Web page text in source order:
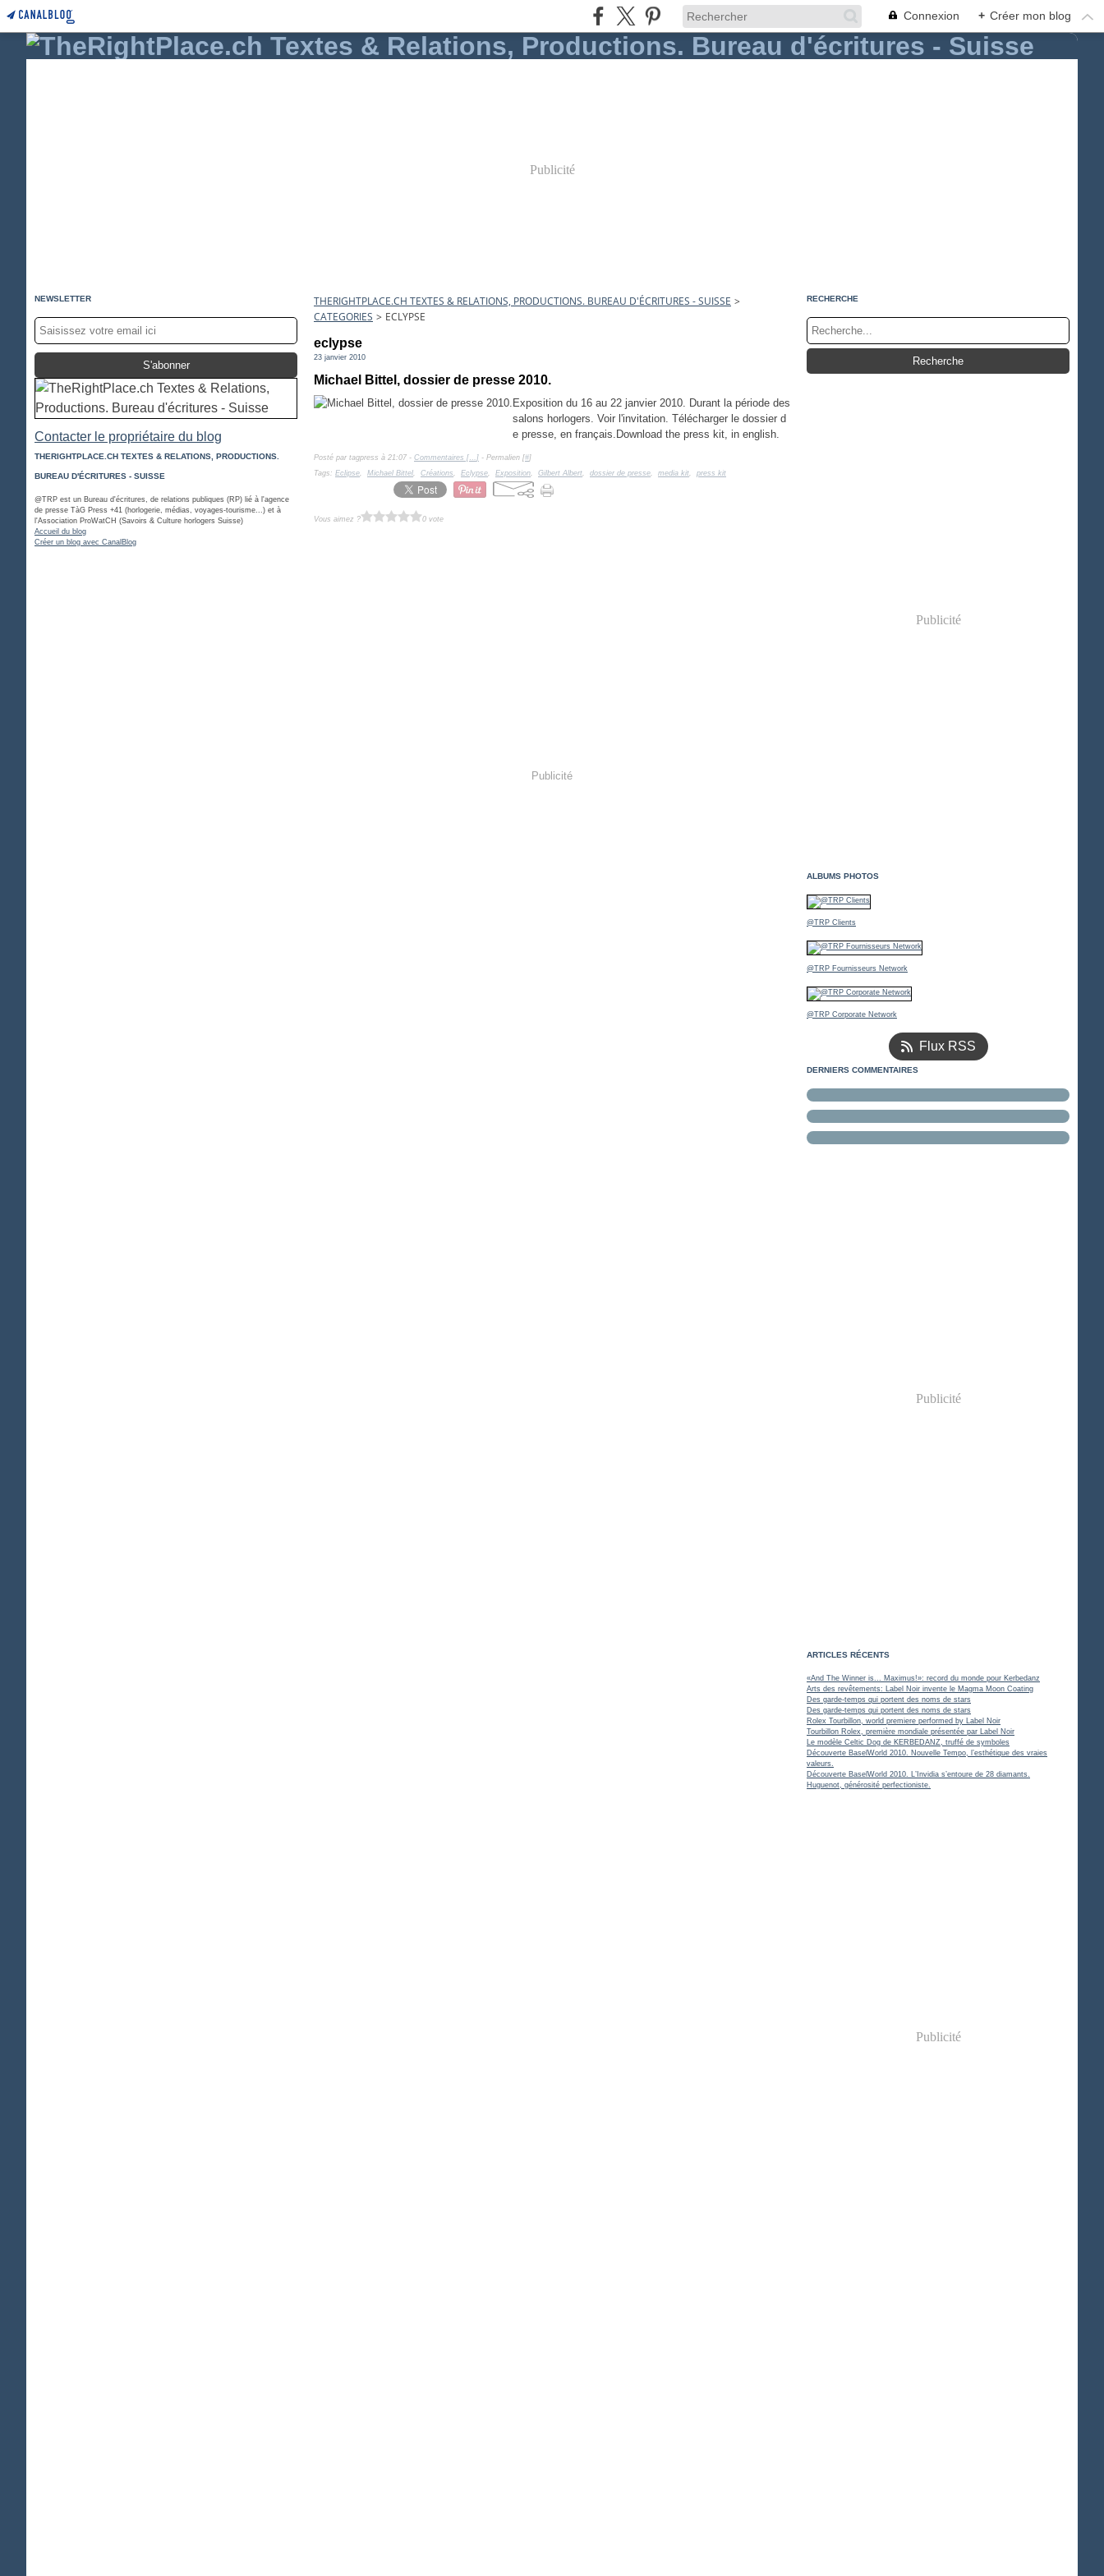
Connexion + Créer mon blog
Publicité
NEWSLETTER
Contacter le propriétaire du blog
THERIGHTPLACE.CH TEXTES & RELATIONS, PRODUCTIONS.
BUREAU D'ÉCRITURES - SUISSE
@TRP est un Bureau d'écritures, de relations publiques (RP) lié à l'agence
de presse TàG Press +41 (horlogerie, médias, voyages-tourisme...) et à
l'Association ProWatCH (Savoirs & Culture horlogers Suisse)
Accueil du blog
Créer un blog avec CanalBlog
THERIGHTPLACE.CH TEXTES & RELATIONS, PRODUCTIONS. BUREAU D'ÉCRITURES - SUISSE >
CATEGORIES > ECLYPSE
eclypse
23 janvier 2010
Michael Bittel, dossier de presse 2010.
Exposition du 16 au 22 janvier 2010. Durant la période des
salons horlogers. Voir l'invitation. Télécharger le dossier d
e presse, en français.Download the press kit, in english.
Posté par tagpress à 21:07 - Commentaires [… ] - Permalien [#]
Tags: Eclipse, Michael Bittel, Créations, Eclypse, Exposition, Gilbert Albert, dossier de presse, media kit, press kit
Vous aimez ? 0 vote
Publicité
RECHERCHE
Publicité
ALBUMS PHOTOS
@TRP Clients
@TRP Fournisseurs Network
@TRP Corporate Network
Flux RSS
DERNIERS COMMENTAIRES
Publicité
ARTICLES RÉCENTS
«And The Winner is... Maximus!»: record du monde pour Kerbedanz
Arts des revêtements: Label Noir invente le Magma Moon Coating
Des garde-temps qui portent des noms de stars
Des garde-temps qui portent des noms de stars
Rolex Tourbillon, world premiere performed by Label Noir
Tourbillon Rolex, première mondiale présentée par Label Noir
Le modèle Celtic Dog de KERBEDANZ, truffé de symboles
Découverte BaselWorld 2010. Nouvelle Tempo, l’esthétique des vraies
valeurs.
Découverte BaselWorld 2010. L’Invidia s’entoure de 28 diamants.
Huguenot, générosité perfectioniste.
Publicité